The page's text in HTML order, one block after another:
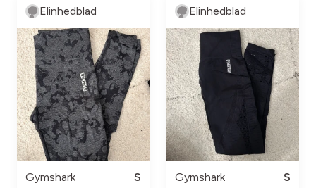
Elinhedblad
Gymshark
S
Elinhedblad
Gymshark
S